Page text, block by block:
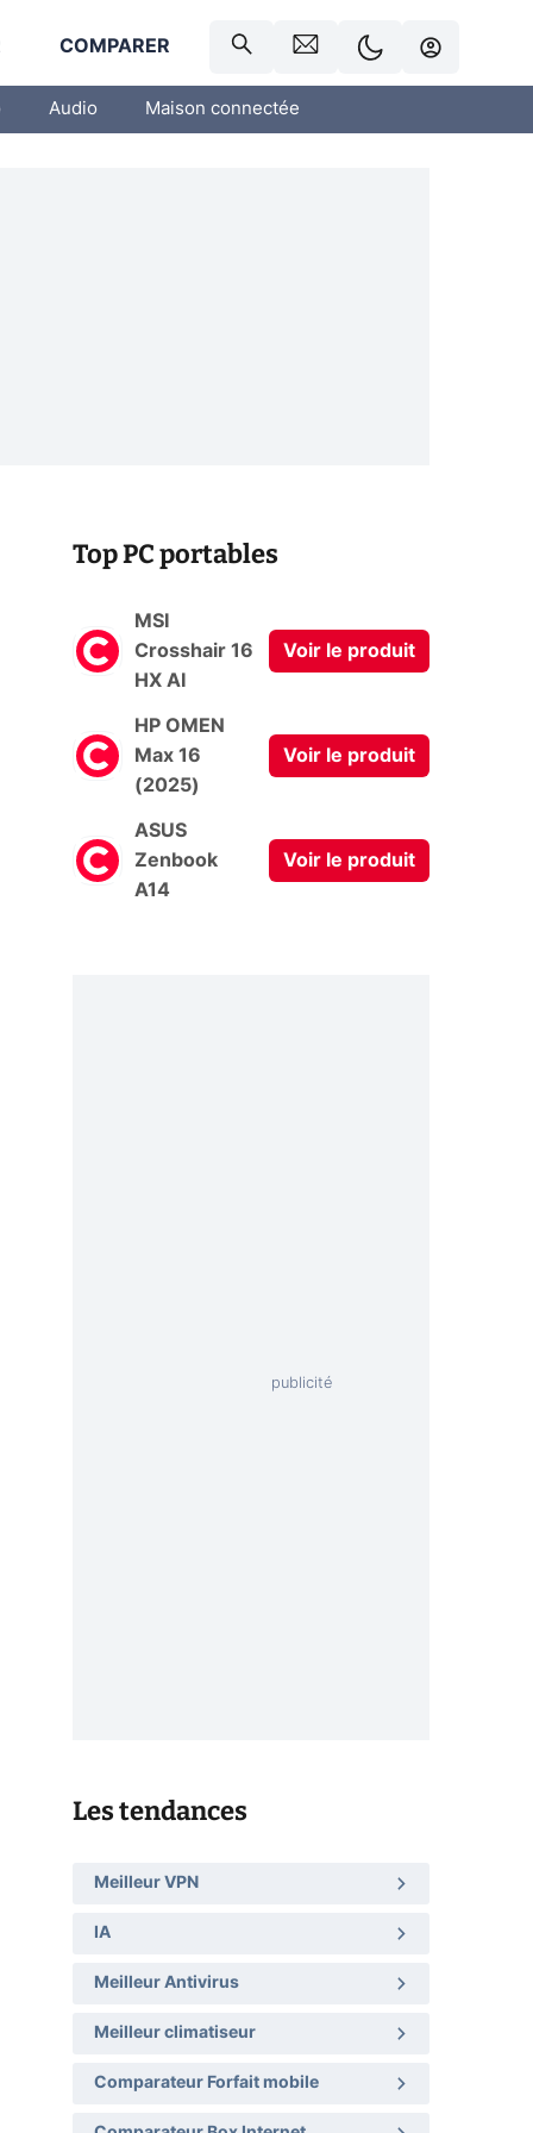
COMPARER
Audio Maison connectée
Top PC portables
MSI
Crosshair 16
HX AI
Voir le produit
HP OMEN
Max 16
(2025)
Voir le produit
ASUS
Zenbook
A14
Voir le produit
Les tendances
Meilleur VPN
IA
Meilleur Antivirus
Meilleur climatiseur
Comparateur Forfait mobile